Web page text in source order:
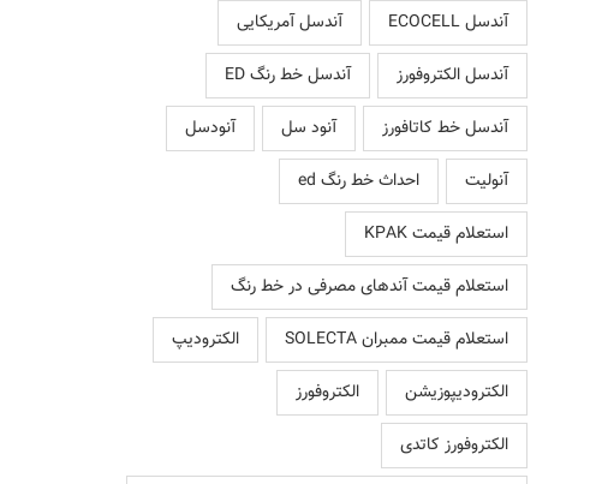
آندسل ECOCELL
آندسل آمریکایی
آندسل الکتروفورز
آندسل خط رنگ ED
آندسل خط کاتافورز
آنود سل
آنودسل
آنولیت
احداث خط رنگ ed
استعلام قیمت KPAK
استعلام قیمت آندهای مصرفی در خط رنگ
استعلام قیمت ممبران SOLECTA
الکترودیپ
الکترودیپوزیشن
الکتروفورز
الکتروفورز کاتدی